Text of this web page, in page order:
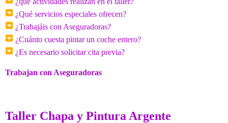
¿Qué servicios especiales ofrecen?
¿Trabajáis con Aseguradoras?
¿Cuánto cuesta pintar un coche entero?
¿Es necesario solicitar cita previa?
Trabajan con Aseguradoras
Taller Chapa y Pintura Argente